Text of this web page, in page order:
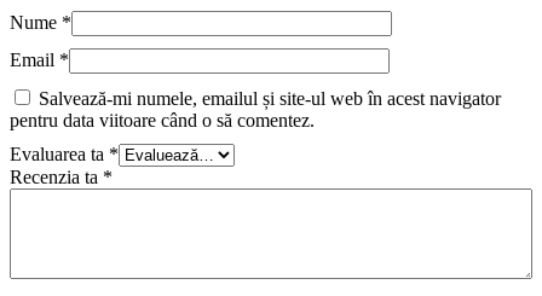
Nume *
Email *
Salvează-mi numele, emailul și site-ul web în acest navigator
pentru data viitoare când o să comentez.
Evaluarea ta *
Recenzia ta *